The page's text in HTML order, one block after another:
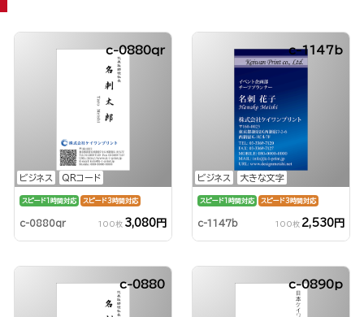
ビジネス QRコード
c-0880qr
スピード1時間対応 スピード3時間対応
c-0880qr 100枚 3,080円
ビジネス 大きな文字
c-1147b
スピード1時間対応 スピード3時間対応
c-1147b 100枚 2,530円
c-0880 c-0890p